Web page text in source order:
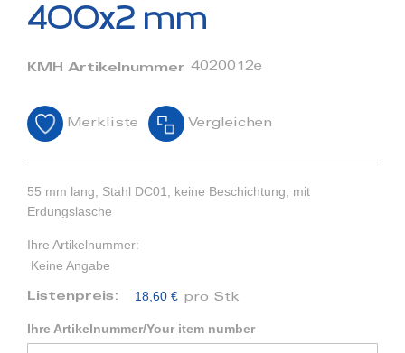
springen
400x2 mm
KMH Artikelnummer 4020012e
Merkliste Vergleichen
55 mm lang, Stahl DC01, keine Beschichtung, mit
Erdungslasche
Ihre Artikelnummer:
Keine Angabe
Listenpreis: 18,60 € pro Stk
Ihre Artikelnummer/Your item number